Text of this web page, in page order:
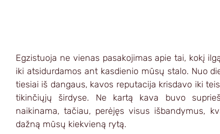
Egzistuoja ne vienas pasakojimas apie tai, kokį
iki atsidurdamos ant kasdienio mūsų stalo. Nuo
tiesiai iš dangaus, kavos reputacija krisdavo iki
tikinčiųjų širdyse. Ne kartą kava buvo
naikinama, tačiau, perėjęs visus išbandymus,
dažną mūsų kiekvieną rytą.